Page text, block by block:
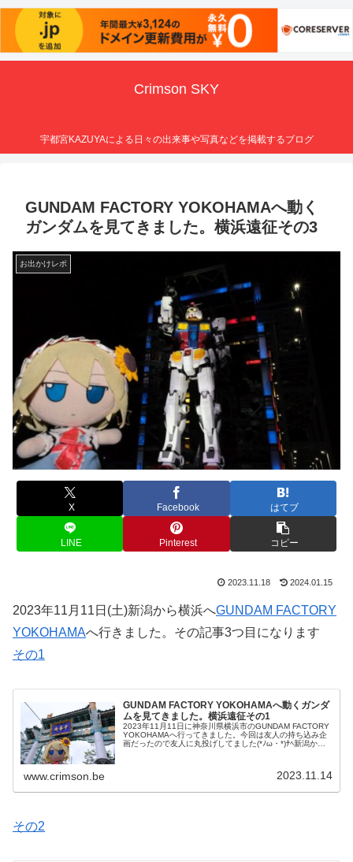
Crimson SKY
宇都宮KAZUYAによる日々の出来事や写真などを掲載するブログ
GUNDAM FACTORY YOKOHAMAへ動く
ガンダムを見てきました。横浜遠征その3
お出かけレポ
X Facebook はてブ
LINE Pinterest コピー
2023.11.18 2024.01.15
2023年11月11日(土)新潟から横浜へGUNDAM FACTORY
YOKOHAMAへ行きました。その記事3つ目になります
その1
GUNDAM FACTORY YOKOHAMAへ動くガンダ
ムを見てきました。横浜遠征その1
2023年11月11日に神奈川県横浜市のGUNDAM FACTORY
YOKOHAMAへ行ってきました。今回は友人の持ち込み企
画だったので友人に丸投げしてました(*ﾉω・*)ﾃﾍ新潟から
www.crimson.be 2023.11.14
その2